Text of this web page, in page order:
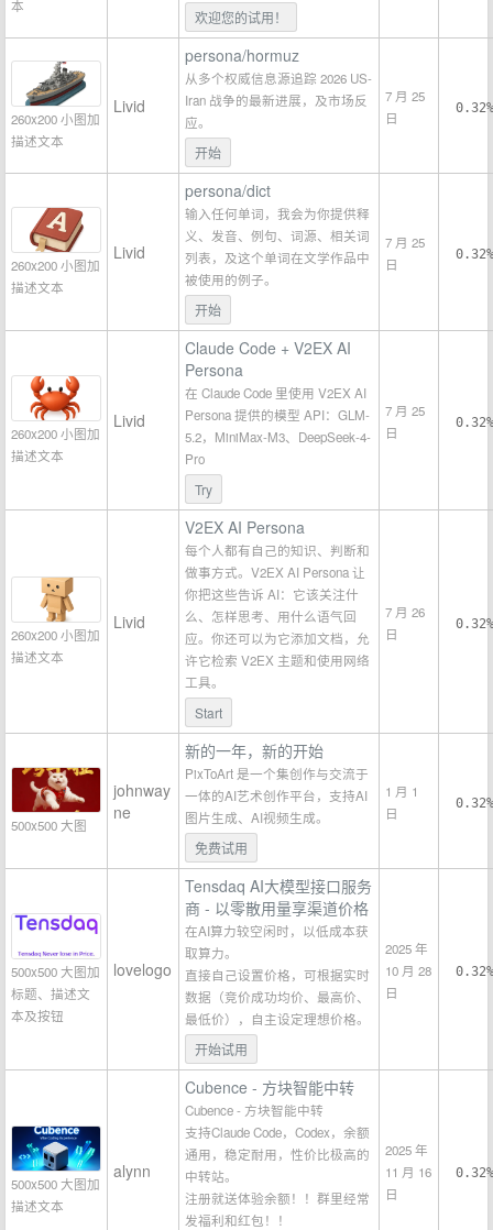
本
欢迎您的试用！
260x200 小图加
描述文本
Livid
persona/hormuz
从多个权威信息源追踪 2026 US-
Iran 战争的最新进展，及市场反
应。
开始
7 月 25
日
0.32%
260x200 小图加
描述文本
Livid
persona/dict
输入任何单词，我会为你提供释
义、发音、例句、词源、相关词
列表，及这个单词在文学作品中
被使用的例子。
开始
7 月 25
日
0.32%
260x200 小图加
描述文本
Livid
Claude Code + V2EX AI
Persona
在 Claude Code 里使用 V2EX AI
Persona 提供的模型 API：GLM-
5.2，MiniMax-M3、DeepSeek-4-
Pro
Try
7 月 25
日
0.32%
260x200 小图加
描述文本
Livid
V2EX AI Persona
每个人都有自己的知识、判断和
做事方式。V2EX AI Persona 让
你把这些告诉 AI：它该关注什
么、怎样思考、用什么语气回
应。你还可以为它添加文档，允
许它检索 V2EX 主题和使用网络
工具。
Start
7 月 26
日
0.32%
500x500 大图
johnway
ne
新的一年，新的开始
PixToArt 是一个集创作与交流于
一体的AI艺术创作平台，支持AI
图片生成、AI视频生成。
免费试用
1 月 1
日
0.32%
500x500 大图加
标题、描述文
本及按钮
lovelogo
Tensdaq AI大模型接口服务
商 - 以零散用量享渠道价格
在AI算力较空闲时，以低成本获
取算力。
直接自己设置价格，可根据实时
数据（竞价成功均价、最高价、
最低价），自主设定理想价格。
开始试用
2025 年
10 月 28
日
0.32%
500x500 大图加
描述文本
alynn
Cubence - 方块智能中转
Cubence - 方块智能中转
支持Claude Code，Codex，余额
通用，稳定耐用，性价比极高的
中转站。
注册就送体验余额！！群里经常
发福利和红包！！
2025 年
11 月 16
日
0.32%